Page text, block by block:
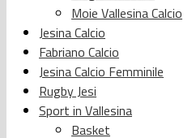
Moie Vallesina Calcio
Jesina Calcio
Fabriano Calcio
Jesina Calcio Femminile
Rugby Jesi
Sport in Vallesina
Basket